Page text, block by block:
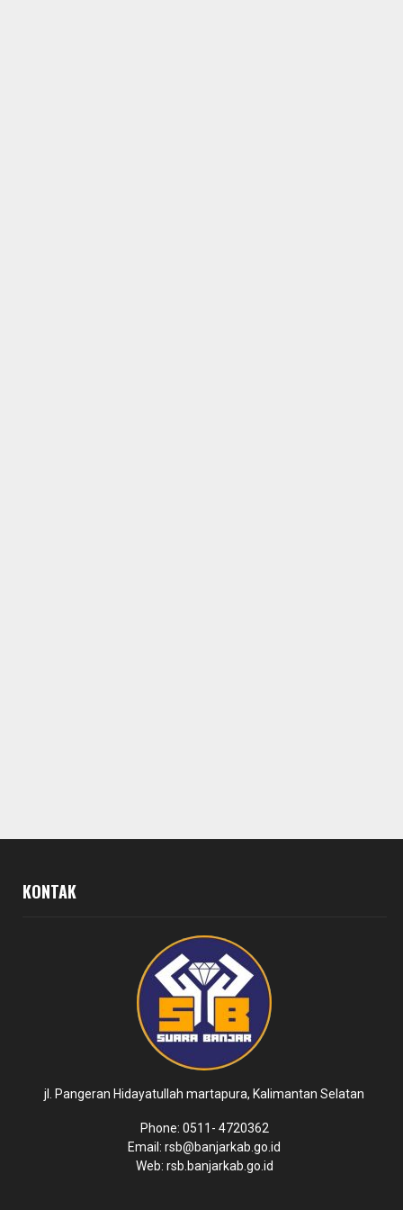
KONTAK
jl. Pangeran Hidayatullah martapura, Kalimantan Selatan
Phone: 0511- 4720362
Email: rsb@banjarkab.go.id
Web: rsb.banjarkab.go.id